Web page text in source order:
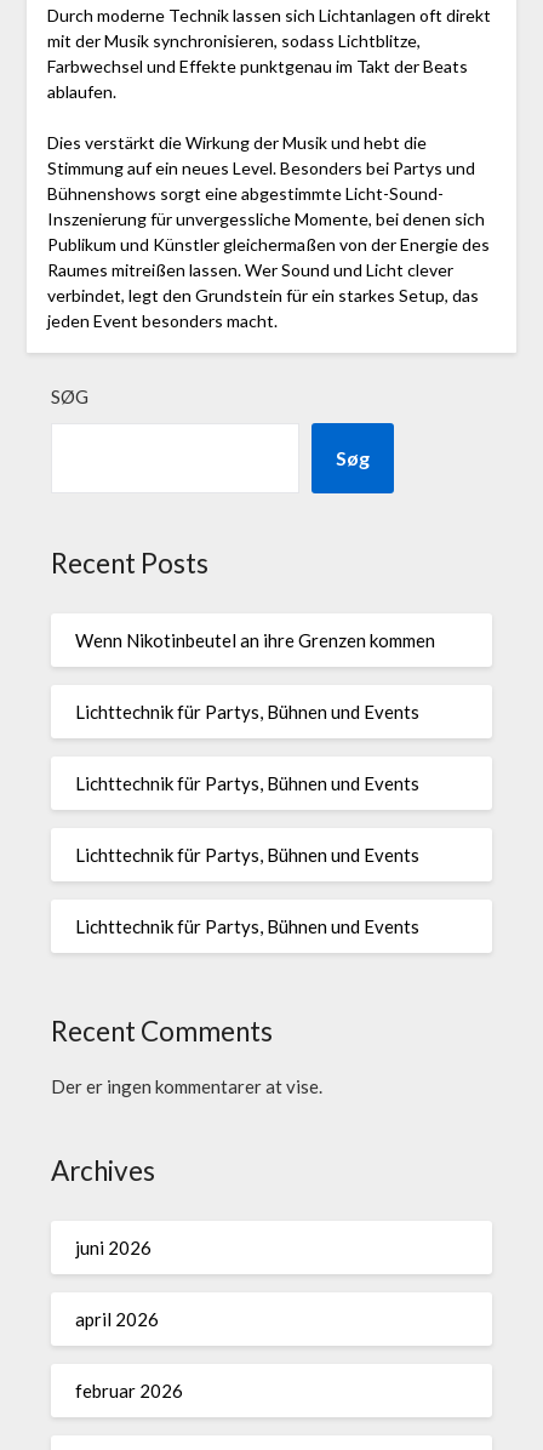
Durch moderne Technik lassen sich Lichtanlagen oft direkt
mit der Musik synchronisieren, sodass Lichtblitze,
Farbwechsel und Effekte punktgenau im Takt der Beats
ablaufen.
Dies verstärkt die Wirkung der Musik und hebt die
Stimmung auf ein neues Level. Besonders bei Partys und
Bühnenshows sorgt eine abgestimmte Licht-Sound-
Inszenierung für unvergessliche Momente, bei denen sich
Publikum und Künstler gleichermaßen von der Energie des
Raumes mitreißen lassen. Wer Sound und Licht clever
verbindet, legt den Grundstein für ein starkes Setup, das
jeden Event besonders macht.
SØG
Søg
Recent Posts
Wenn Nikotinbeutel an ihre Grenzen kommen
Lichttechnik für Partys, Bühnen und Events
Lichttechnik für Partys, Bühnen und Events
Lichttechnik für Partys, Bühnen und Events
Lichttechnik für Partys, Bühnen und Events
Recent Comments
Der er ingen kommentarer at vise.
Archives
juni 2026
april 2026
februar 2026